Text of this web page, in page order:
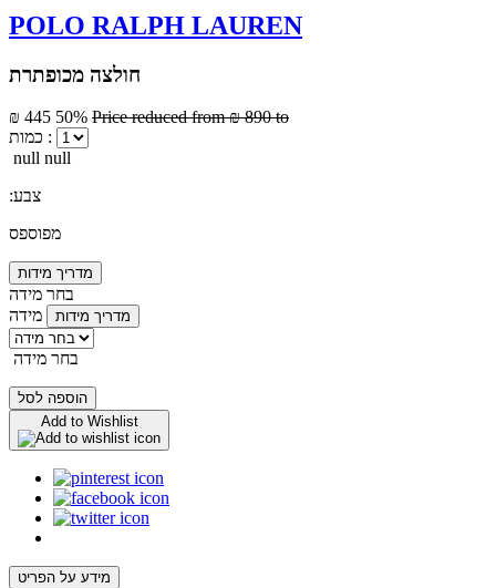
POLO RALPH LAUREN
חולצה מכופתרת
₪ 445 50% Price reduced from₪ 890 to
כמות :
null null
:צבע
מפוספס
מדריך מידות
בחר מידה
מידה
מדריך מידות
בחר מידה
הוספה לסל
Add to Wishlist
מידע על הפריט